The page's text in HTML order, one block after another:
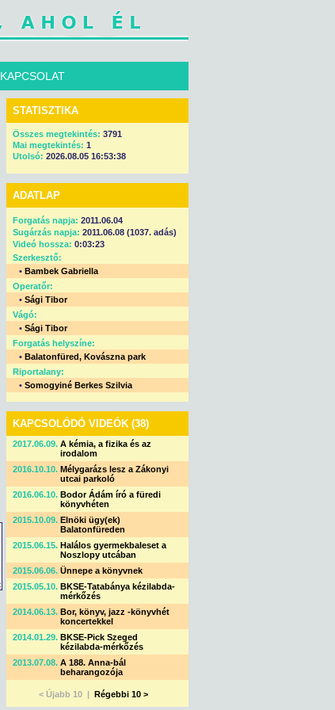
KAPCSOLAT
STATISZTIKA
Összes megtekintés: 3791
Mai megtekintés: 1
Utolsó: 2026.08.05 16:53:38
ADATLAP
Forgatás napja: 2011.06.04
Sugárzás napja: 2011.06.08 (1037. adás)
Videó hossza: 0:03:23
Szerkesztő:
• Bambek Gabriella
Operatőr:
• Sági Tibor
Vágó:
• Sági Tibor
Forgatás helyszíne:
• Balatonfüred, Kovászna park
Riportalany:
• Somogyiné Berkes Szilvia
KAPCSOLÓDÓ VIDEÓK (38)
2017.06.09. A kémia, a fizika és az
irodalom
2016.10.10. Mélygarázs lesz a Zákonyi
utcai parkoló
2016.06.10. Bodor Ádám író a füredi
könyvhéten
2015.10.09. Elnöki ügy(ek)
Balatonfüreden
2015.06.15. Halálos gyermekbaleset a
Noszlopy utcában
2015.06.06. Ünnepe a könyvnek
2015.05.10. BKSE-Tatabánya kézilabda-
mérkőzés
2014.06.13. Bor, könyv, jazz -könyvhét
koncertekkel
2014.01.29. BKSE-Pick Szeged
kézilabda-mérkőzés
2013.07.08. A 188. Anna-bál
beharangozója
< Újabb 10 | Régebbi 10 >